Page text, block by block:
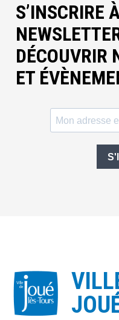
S’INSCRIRE
DÉCOUVRIR
ET